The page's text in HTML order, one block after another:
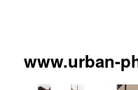
www.urban-